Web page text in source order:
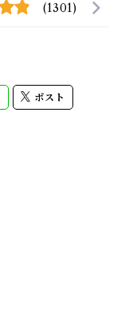
(1301)
ポスト